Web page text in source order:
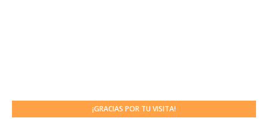
¡GRACIAS POR TU VISITA!